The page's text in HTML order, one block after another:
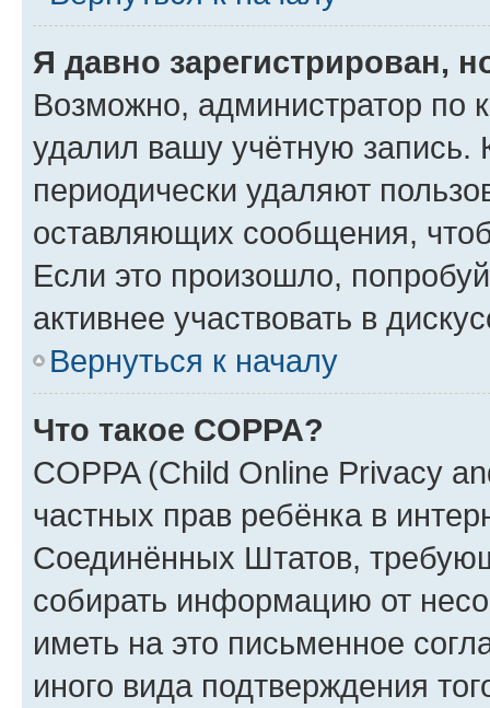
Я давно зарегистрирован,
Возможно, администратор по
удалил вашу учётную запись.
периодически удаляют
оставляющих сообщения,
Если это произошло,
активнее участвовать в
Вернуться к началу
Что такое COPPA?
COPPA (Child Online Privacy
частных прав ребёнка в
Соединённых Штатов,
собирать информацию от
иметь на это письменное
иного вида подтверждения